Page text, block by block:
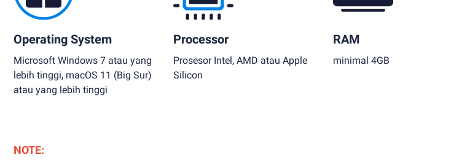
Operating System
Microsoft Windows 7 atau yang
lebih tinggi, macOS 11 (Big Sur)
atau yang lebih tinggi
Processor
Prosesor Intel, AMD atau Apple
Silicon
RAM
minimal 4GB
NOTE: